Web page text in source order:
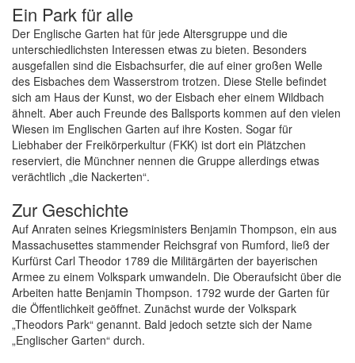
Ein Park für alle
Der Englische Garten hat für jede Altersgruppe und die
unterschiedlichsten Interessen etwas zu bieten. Besonders
ausgefallen sind die Eisbachsurfer, die auf einer großen Welle
des Eisbaches dem Wasserstrom trotzen. Diese Stelle befindet
sich am Haus der Kunst, wo der Eisbach eher einem Wildbach
ähnelt. Aber auch Freunde des Ballsports kommen auf den vielen
Wiesen im Englischen Garten auf ihre Kosten. Sogar für
Liebhaber der Freikörperkultur (FKK) ist dort ein Plätzchen
reserviert, die Münchner nennen die Gruppe allerdings etwas
verächtlich „die Nackerten“.
Zur Geschichte
Auf Anraten seines Kriegsministers Benjamin Thompson, ein aus
Massachusettes stammender Reichsgraf von Rumford, ließ der
Kurfürst Carl Theodor 1789 die Militärgärten der bayerischen
Armee zu einem Volkspark umwandeln. Die Oberaufsicht über die
Arbeiten hatte Benjamin Thompson. 1792 wurde der Garten für
die Öffentlichkeit geöffnet. Zunächst wurde der Volkspark
„Theodors Park“ genannt. Bald jedoch setzte sich der Name
„Englischer Garten“ durch.